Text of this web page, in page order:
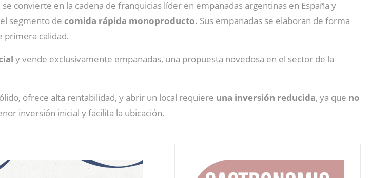
convierte en la cadena de franquicias líder en empanadas argentinas en España y
segmento de comida rápida monoproducto. Sus empanadas se elaboran de forma
primera calidad.
y vende exclusivamente empanadas, una propuesta novedosa en el sector de la
ofrece alta rentabilidad, y abrir un local requiere una inversión reducida, ya que no
inversión inicial y facilita la ubicación.